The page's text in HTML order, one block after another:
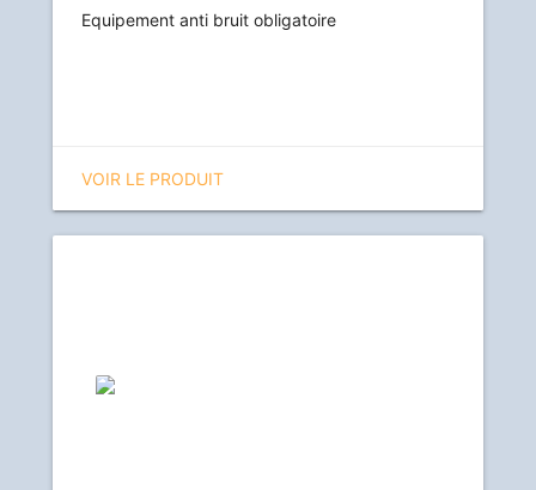
Equipement anti bruit obligatoire
VOIR LE PRODUIT